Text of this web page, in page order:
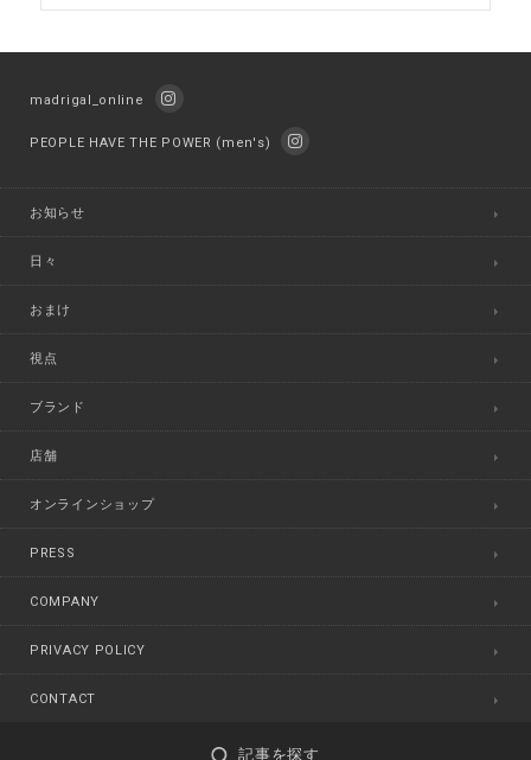
madrigal_online
PEOPLE HAVE THE POWER (men's)
お知らせ
日々
おまけ
視点
ブランド
店舗
オンラインショップ
PRESS
COMPANY
PRIVACY POLICY
CONTACT
© MADRIGAL
記事を探す